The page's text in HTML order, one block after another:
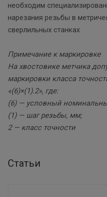
необходим
нарезания резьбы в
сверлильных станках
Примечание к маркировке
На хвостовике метчика
маркировки класса
«(6)×(1).2», где:
(6) — условный
(1) — шаг резьбы, мм;
2 — класс точности
Статьи